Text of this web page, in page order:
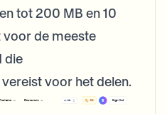
tot 200 MB en 10
voor de meeste
die
voor het delen.